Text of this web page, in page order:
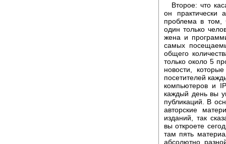
Второе: что
он
проблема в том,
один только
жена и
самых
общего
только около 5
новости,
посетителей
компьютеров и
каждый день вы
публикаций. В
авторские
изданий, так
вы откроете
там пять
абсолютно